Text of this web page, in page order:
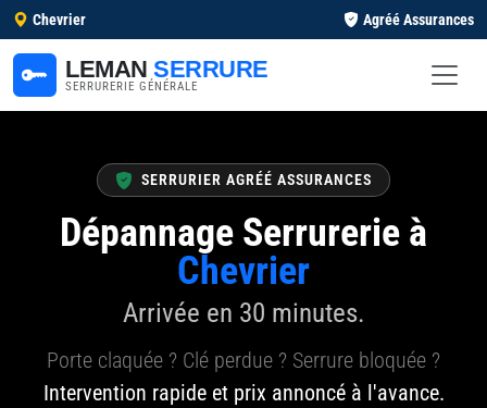
Chevrier Agréé Assurances
LEMAN SERRURE
SERRURERIE GÉNÉRALE
SERRURIER AGRÉÉ ASSURANCES
Dépannage Serrurerie à
Chevrier
Arrivée en 30 minutes.
Porte claquée ? Clé perdue ? Serrure bloquée ?
Intervention rapide et prix annoncé à l'avance.